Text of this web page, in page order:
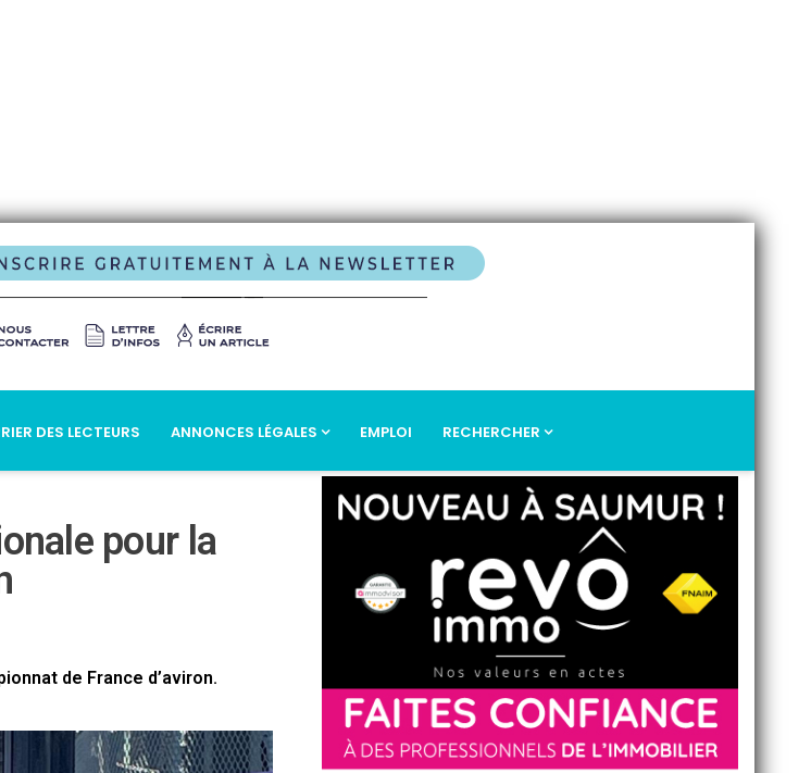
DES LECTEURS ANNONCES LÉGALES EMPLOI RECHERCHER
pour la
de France d’aviron.